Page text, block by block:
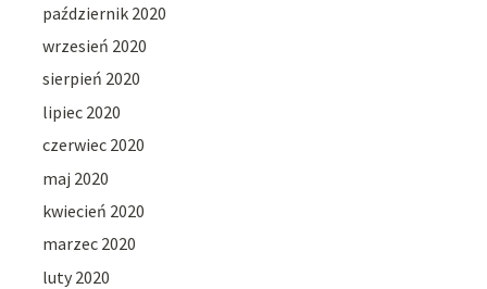
październik 2020
wrzesień 2020
sierpień 2020
lipiec 2020
czerwiec 2020
maj 2020
kwiecień 2020
marzec 2020
luty 2020